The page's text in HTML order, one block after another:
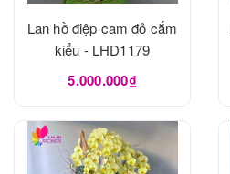
Lan hồ điệp cam đỏ cắm
kiểu - LHD1179
5.000.000₫